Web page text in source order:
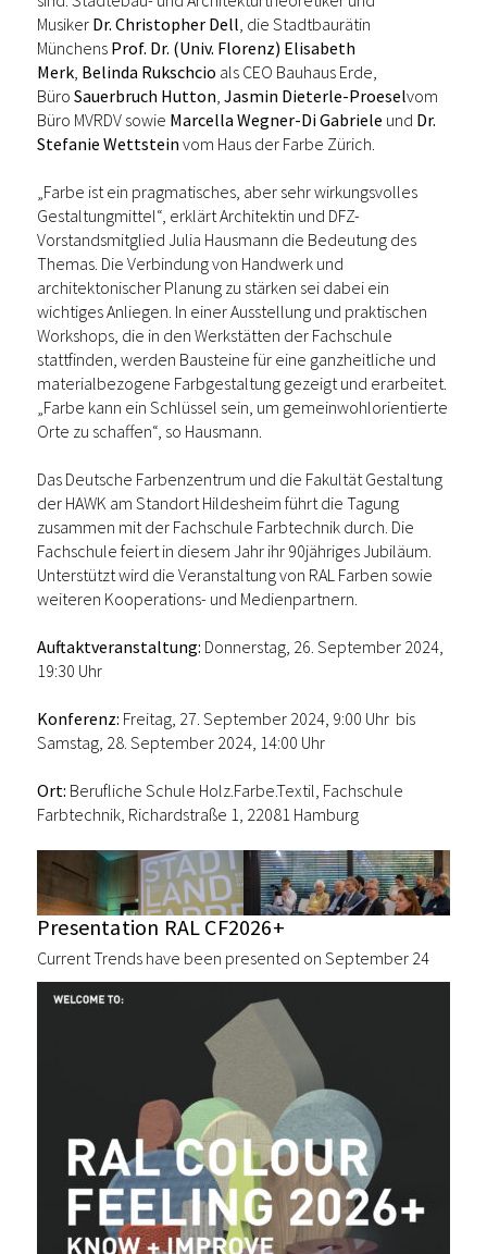
Musiker Dr. Christopher Dell, die Stadtbaurätin
Münchens Prof. Dr. (Univ. Florenz) Elisabeth
Merk, Belinda Rukschcio als CEO Bauhaus Erde,
Büro Sauerbruch Hutton, Jasmin Dieterle-Proeselvom
Büro MVRDV sowie Marcella Wegner-Di Gabriele und Dr.
Stefanie Wettstein vom Haus der Farbe Zürich.
„Farbe ist ein pragmatisches, aber sehr wirkungsvolles
Gestaltungmittel“, erklärt Architektin und DFZ-
Vorstandsmitglied Julia Hausmann die Bedeutung des
Themas. Die Verbindung von Handwerk und
architektonischer Planung zu stärken sei dabei ein
wichtiges Anliegen. In einer Ausstellung und praktischen
Workshops, die in den Werkstätten der Fachschule
stattfinden, werden Bausteine für eine ganzheitliche und
materialbezogene Farbgestaltung gezeigt und erarbeitet.
„Farbe kann ein Schlüssel sein, um gemeinwohlorientierte
Orte zu schaffen“, so Hausmann.
Das Deutsche Farbenzentrum und die Fakultät Gestaltung
der HAWK am Standort Hildesheim führt die Tagung
zusammen mit der Fachschule Farbtechnik durch. Die
Fachschule feiert in diesem Jahr ihr 90jähriges Jubiläum.
Unterstützt wird die Veranstaltung von RAL Farben sowie
weiteren Kooperations- und Medienpartnern.
Auftaktveranstaltung: Donnerstag, 26. September 2024,
19:30 Uhr
Konferenz: Freitag, 27. September 2024, 9:00 Uhr bis
Samstag, 28. September 2024, 14:00 Uhr
Ort: Berufliche Schule Holz.Farbe.Textil, Fachschule
Farbtechnik, Richardstraße 1, 22081 Hamburg
Presentation RAL CF2026+
Current Trends have been presented on September 24